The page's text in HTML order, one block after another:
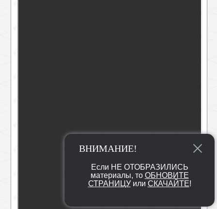
ВНИМАНИЕ!
Если НЕ ОТОБРАЗИЛИСЬ
материалы, то ОБНОВИТЕ
СТРАНИЦУ или СКАЧАЙТЕ!